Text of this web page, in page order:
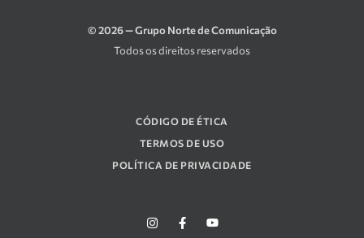
© 2026 — Grupo Norte de Comunicação
Todos os direitos reservados
CÓDIGO DE ÉTICA
TERMOS DE USO
POLÍTICA DE PRIVACIDADE